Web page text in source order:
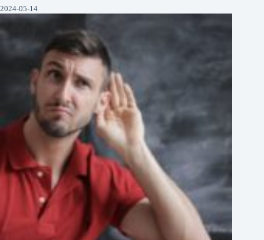
2024-05-14